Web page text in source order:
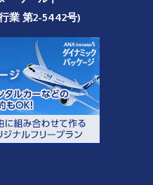
業 第2-5442号)